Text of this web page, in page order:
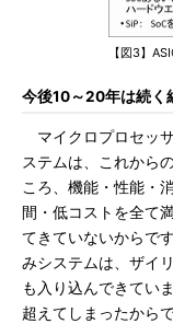
【図3】
今後10～20年は続く
マイクロプロセッ
ステムは、これから
ころ、機能・性能・
間・低コストを全て
てきていないからで
みシステムは、ザイ
も入り込んできてい
超えてしまったから